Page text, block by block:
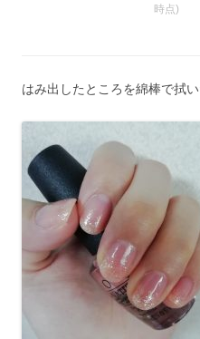
時点)
はみ出したところを綿棒で拭